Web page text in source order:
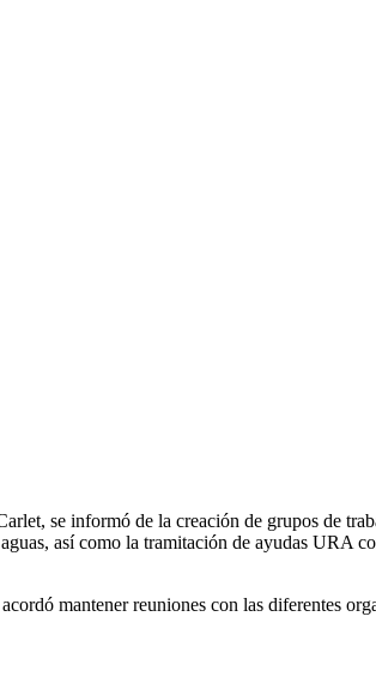
se informó de la creación de grupos de
así como la tramitación de ayudas URA
mantener reuniones con las diferentes